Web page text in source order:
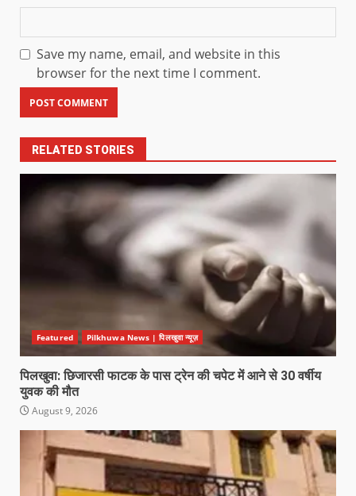
Save my name, email, and website in this
browser for the next time I comment.
RELATED STORIES
Featured Pilkhuwa News | पिलखुवा न्यूज़
पिलखुवा: छिजारसी फाटक के पास ट्रेन की चपेट में आने से 30 वर्षीय
युवक की मौत
August 9, 2026